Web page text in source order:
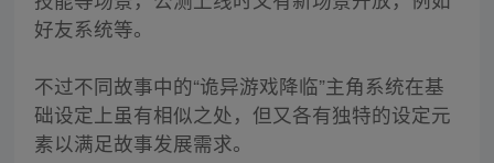
好友系统等。
不过不同故事中的“诡异游戏降临”主角系统在基
础设定上虽有相似之处，但又各有独特的设定元
素以满足故事发展需求。